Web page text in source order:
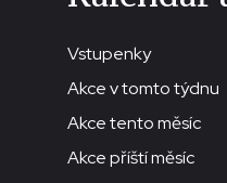
Vstupenky
Akce v tomto týdnu
Akce tento měsíc
Akce příští měsíc